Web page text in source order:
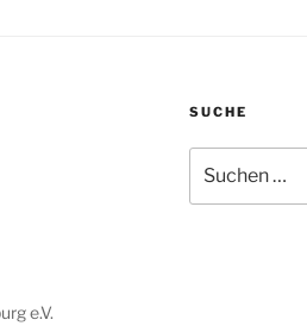
SUCHE
nach:
e.V.